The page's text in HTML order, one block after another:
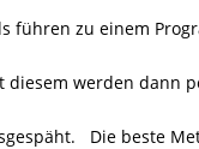
führen zu einem
werden dann
Die beste